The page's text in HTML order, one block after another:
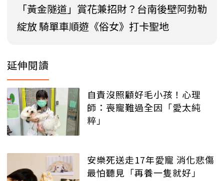
「黃金隧道」賞花兼招財？台南後壁阿勃勒
綻放 騎單車順遊《俗女》打卡聖地
延伸閱讀
自責沒照顧好毛小孩！心理
師：喪寵難過全因「愛太純
粹」
安樂死送走17年愛寵 消化悲傷
最怕聽見「再養一隻就好」